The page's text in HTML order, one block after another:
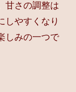
甘さの調整は
しやすくなり
しみの一つで